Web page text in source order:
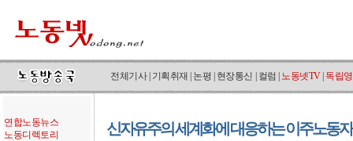
전체기사| 기획취재 논평 현장통신 컬럼 노동넷TV| 독립
연합노동뉴스
노동디렉토리
신자유주의 세계화에 대응하는 이주노동